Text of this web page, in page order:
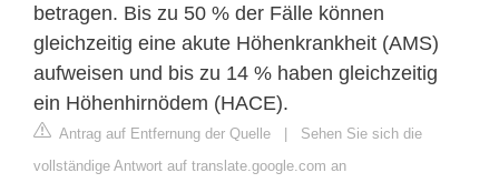
betragen. Bis zu 50 % der Fälle können
gleichzeitig eine akute Höhenkrankheit (AMS)
aufweisen und bis zu 14 % haben gleichzeitig
ein Höhenhirnödem (HACE).
Antrag auf Entfernung der Quelle | Sehen Sie sich die
vollständige Antwort auf translate.google.com an